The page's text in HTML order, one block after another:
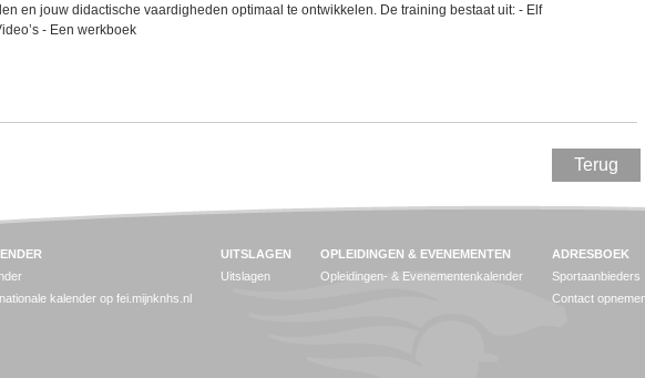
en jouw didactische vaardigheden optimaal te ontwikkelen. De training bestaat uit: - Elf
- Een werkboek
Terug
kalender op fei.mijnknhs.nl
UITSLAGEN
Uitslagen
OPLEIDINGEN & EVENEMENTEN
Opleidingen- & Evenementenkalender
ADRESBOEK
Sportaanbieders
Contact